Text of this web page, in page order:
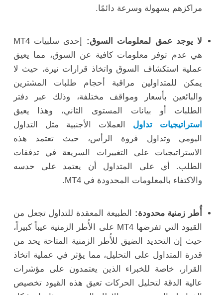
مراكزهم بسهولة وسرعة دائمًا.
لا يوجد عمق لمعلومات السوق:
إحدى سلبيات MT4
هي عدم توفر معلومات كافية عن السوق، مما يعيق
عملية استكشاف السوق واتخاذ قرارات نيرة، حيث لا
يمكن للمتداولين مراقبة أحجام طلبات المشترين
والبائعين بأسعار ومواقف مختلفة، وذلك عبر دفتر
الطلبات أو بيانات المستوى الثاني، وهذا يعيق
استراتيجيات تداول العملات الأجنبية مثل التداول
اليومي وتداول فروة الرأس، حيث تعتمد هذه
الاستراتيجيات على التغييرات السريعة في تدفقات
الطلب. أي على المتداول أن يعتمد على حدسه
والاكتفاء بالمعلومات المحدودة في MT4.
أُطر زمنية محدودة:
الطبيعة المعقدة للتداول تجعل من
القيود التي تفرضها MT4 على الأُطر الزمنية عيباً كبيراً،
حيث إن التحديد الضيق للأُطر الزمنية المتاحة يحد من
قدرة المتداول على التحليل، مما يؤثر في عملية اتخاذ
القرار، خاصة للخبراء الذين يعتمدون على مؤشرات
عالية الدقة لتحليل الحركات تعيق هذه القيود تخصيص